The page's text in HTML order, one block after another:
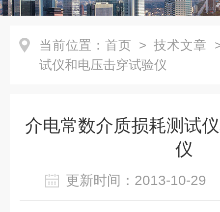
当前位置： 首页 > 技术文章
试仪和电压击穿试验仪
介电常数介质损耗测试
仪
更新时间：2013-10-